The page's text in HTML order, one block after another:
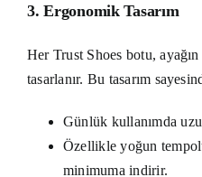
3. Ergonomik Tasarım
Her Trust Shoes botu,
tasarlanır. Bu tasarım
Günlük kullanımda
Özellikle yoğun
minimuma indirir.